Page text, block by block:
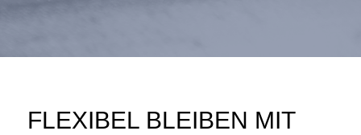
FLEXIBEL BLEIBEN MIT